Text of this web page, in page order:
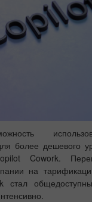
более дешевого
Cowork.
на
стал